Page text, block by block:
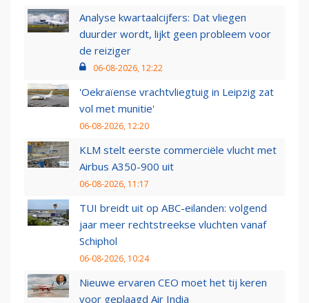
Analyse kwartaalcijfers: Dat vliegen
duurder wordt, lijkt geen probleem voor
de reiziger
06-08-2026, 12:22
'Oekraïense vrachtvliegtuig in Leipzig zat
vol met munitie'
06-08-2026, 12:20
KLM stelt eerste commerciële vlucht met
Airbus A350-900 uit
06-08-2026, 11:17
TUI breidt uit op ABC-eilanden: volgend
jaar meer rechtstreekse vluchten vanaf
Schiphol
06-08-2026, 10:24
Nieuwe ervaren CEO moet het tij keren
voor geplaagd Air India